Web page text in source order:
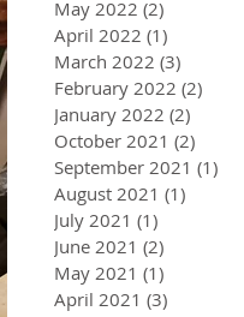
May 2022 (2)
April 2022 (1)
March 2022 (3)
February 2022 (2)
January 2022 (2)
October 2021 (2)
September 2021 (1)
August 2021 (1)
July 2021 (1)
June 2021 (2)
May 2021 (1)
April 2021 (3)